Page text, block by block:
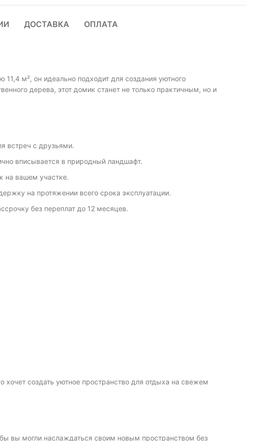
ДОСТАВКА ОПЛАТА
м², он идеально подходит для создания уютного
дерева, этот домик станет не только практичным, но и
встреч с друзьями.
вписывается в природный ландшафт.
на вашем участке.
на протяжении всего срока эксплуатации.
без переплат до 12 месяцев.
создать уютное пространство для отдыха на свежем
вы могли наслаждаться своим новым пространством без